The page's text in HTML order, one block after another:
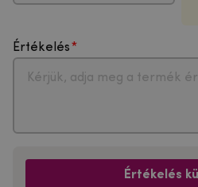
Értékelés
Értékelés